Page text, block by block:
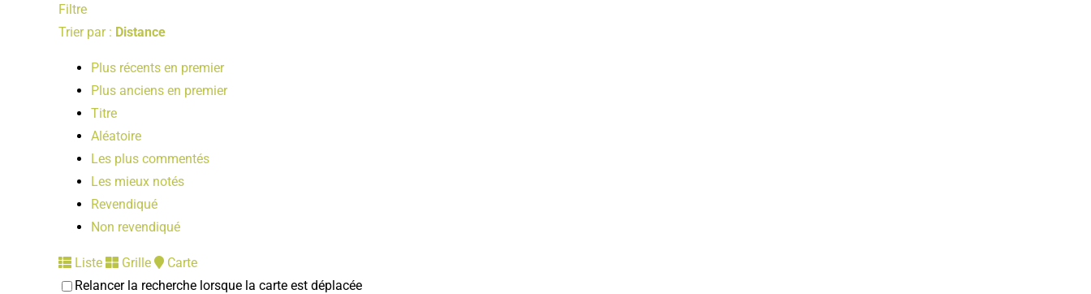
Filtre
Trier par : Distance
Plus récents en premier
Plus anciens en premier
Titre
Aléatoire
Les plus commentés
Les mieux notés
Revendiqué
Non revendiqué
Liste Grille
Carte
Relancer la recherche lorsque la carte est déplacée